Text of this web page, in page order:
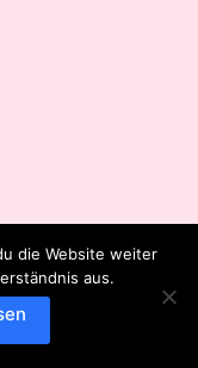
die Website weiter
aus.